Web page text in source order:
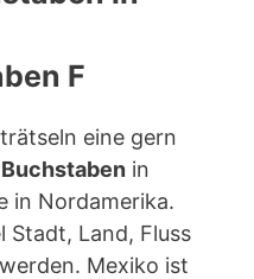
F
eine gern
in
in Nordamerika.
Stadt, Land, Fluss
Mexiko ist